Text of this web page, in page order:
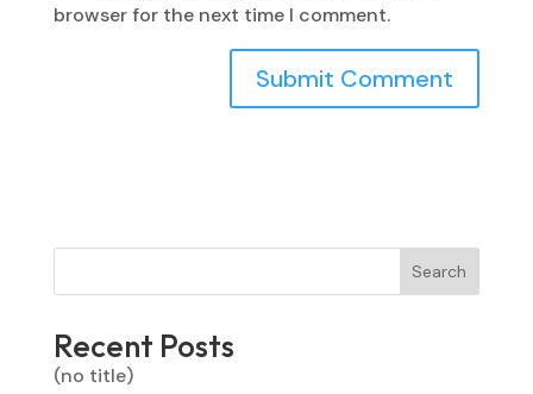
browser for the next time I comment.
Search
Recent Posts
(no title)